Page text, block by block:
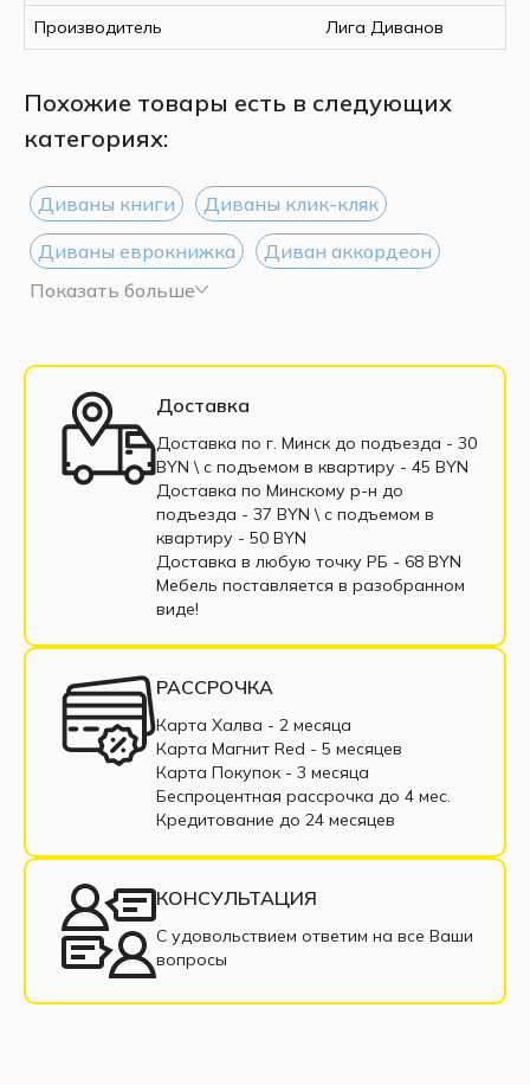
Производитель Лига Диванов
Похожие товары есть в следующих
категориях:
Диваны книги
Диваны клик-кляк
Диваны еврокнижка
Диван аккордеон
Диваны Дельфин
Диваны 200 см
Трёхместные диван
Односпальные диваны
Софа
Диваны с пенополиуретаном
Диваны пантограф
Диваны с пружинным блоком
Маленькие диваны
Большие диваны
Диваны с подлокотниками
Диваны из ткани
Диваны в рассрочку
Недорогие диваны
Прямые диваны
Раскладные диваны
Диваны из рогожки
Диваны из велюра
Современные диваны
Диваны с нишей для белья
Показать больше
Доставка
Доставка по г. Минск до подъезда - 30
BYN \ c подъемом в квартиру - 45 BYN
Доставка по Минскому р-н до
подъезда - 37 BYN \ c подъемом в
квартиру - 50 BYN
Доставка в любую точку РБ - 68 BYN
Мебель поставляется в разобранном
виде!
РАССРОЧКА
Карта Халва - 2 месяца
Карта Магнит Red - 5 месяцев
Карта Покупок - 3 месяца
Беспроцентная рассрочка до 4 мес.
Кредитование до 24 месяцев
КОНСУЛЬТАЦИЯ
С удовольствием ответим на все Ваши
вопросы